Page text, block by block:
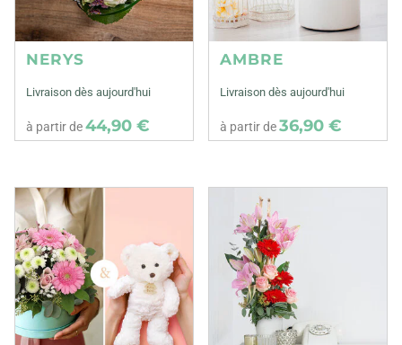
NERYS
Livraison dès aujourd'hui
à partir de44,90 €
AMBRE
Livraison dès aujourd'hui
à partir de36,90 €